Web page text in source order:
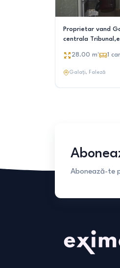
Proprietar vand
centrala
28.00 m² 1
Galați, Faleză
Abonează-te